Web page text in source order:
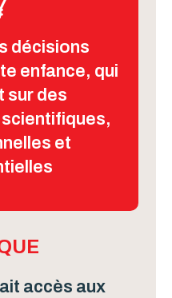
décisions
enfance, qui
sur des
et
accès aux